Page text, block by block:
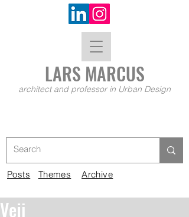
LARS MARCUS
architect and professor in Urban Design
Veji
Posts Themes Archive